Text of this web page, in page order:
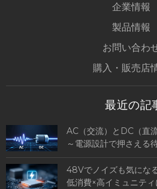
企業情報
製品情報
お問い合わ
購入・販売店
最近の記
AC（交流）とDC（直
～電源設計で押さえる
48Vでノイズも気にな
低消費×高イミュニティ